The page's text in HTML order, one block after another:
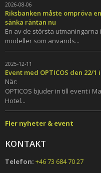
2026-08-06
Riksbanken måste ompröva
sänka räntan nu
En av de största
modeller som används...
2025-12-11
Event med OPTICOS den 22/1
När:
OPTICOS bjuder in till event i
Hotel...
Fler nyheter & event
KONTAKT
Telefon: +46 73 684 70 27